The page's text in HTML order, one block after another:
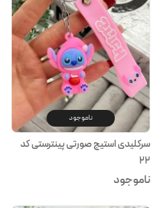
ناموجود
سرکلیدی استیج صورتی پینترستی کد
۲۲
ناموجود